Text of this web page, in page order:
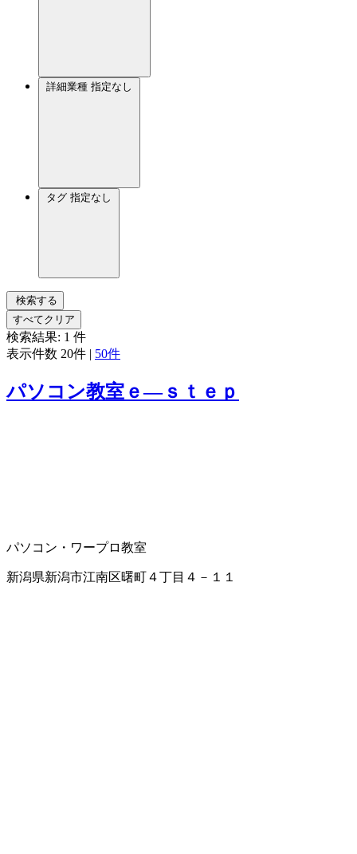
詳細業種 指定なし
タグ 指定なし
検索する
すべてクリア
検索結果: 1 件
表示件数 20件 | 50件
パソコン教室ｅ―ｓｔｅｐ
パソコン・ワープロ教室
新潟県新潟市江南区曙町４丁目４－１１